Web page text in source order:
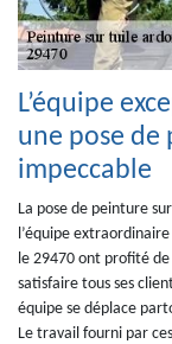
L’équipe
une pose
impeccable
La pose de peinture
l’équipe
le 29470 ont profité
satisfaire tous ses
équipe se déplace
Le travail fourni par